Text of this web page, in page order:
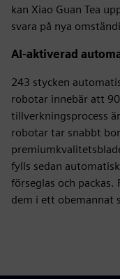
kan Xiao Guan Tea
svara på nya
AI-aktiverad
243 stycken
robotar innebär att
tillverkningsprocess
robotar tar snabbt
fylls sedan
förseglas och
dem i ett obemannat